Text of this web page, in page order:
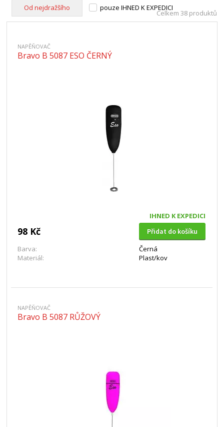
Od nejdražšího pouze IHNED K EXPEDICI
Celkem 38 produktů
NAPĚŇOVAČ
Bravo B 5087 ESO ČERNÝ
IHNED K EXPEDICI
98 Kč
Přidat do košíku
Barva:
Černá
Materiál:
Plast/kov
NAPĚŇOVAČ
Bravo B 5087 RŮŽOVÝ